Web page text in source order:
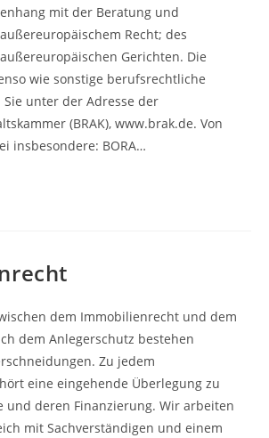
mit der Beratung und
Recht; des
Gerichten. Die
wie sonstige berufsrechtliche
unter der Adresse der
(BRAK), www.brak.de. Von
insbesondere: BORA…
dem Immobilienrecht und dem
dem Anlegerschutz bestehen
Zu jedem
eine eingehende Überlegung zu
und deren Finanzierung. Wir arbeiten
mit Sachverständigen und einem